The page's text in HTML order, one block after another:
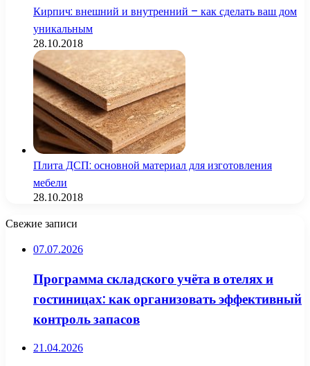
Кирпич: внешний и внутренний – как сделать ваш дом
уникальным
28.10.2018
Плита ДСП: основной материал для изготовления
мебели
28.10.2018
Свежие записи
07.07.2026
Программа складского учёта в отелях и
гостиницах: как организовать эффективный
контроль запасов
21.04.2026